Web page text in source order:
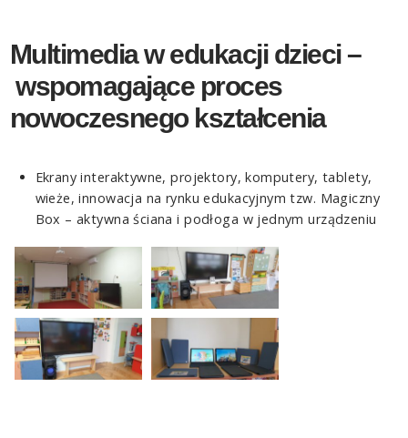
Multimedia w edukacji dzieci –
wspomagające proces
nowoczesnego kształcenia
Ekrany interaktywne, projektory, komputery, tablety,
wieże, innowacja na rynku edukacyjnym tzw. Magiczny
Box – aktywna ściana i podłoga w jednym urządzeniu